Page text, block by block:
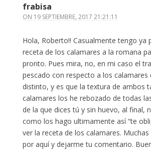
frabisa
ON 19 SEPTIEMBRE, 2017 21:21:11
Hola, Roberto!! Casualmente tengo ya
receta de los calamares a la romana
pronto. Pues mira, no, en mi caso el
pescado con respecto a los
distinto, y es que la textura de ambos
calamares los he rebozado de todas
de la que dices tú y sin huevo, al final,
como los hago ultimamente así “te
ver la receta de los calamares.
por aquí y dejarme tu comentario.